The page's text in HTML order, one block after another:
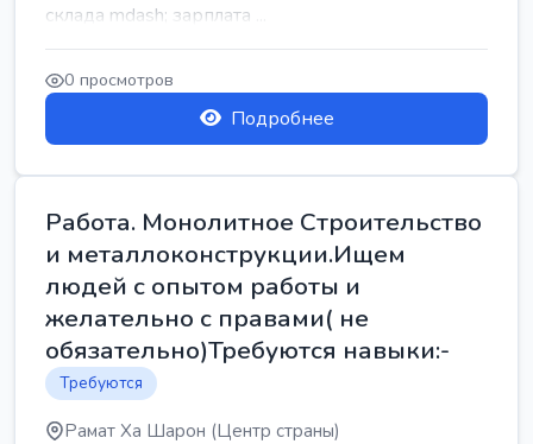
склада mdash; зарплата ...
0 просмотров
Подробнее
Работа. Монолитное Строительство
и металлоконструкции.Ищем
людей с опытом работы и
желательно с правами( не
обязательно)Требуются навыки:-
Требуются
Рамат Ха Шарон (Центр страны)